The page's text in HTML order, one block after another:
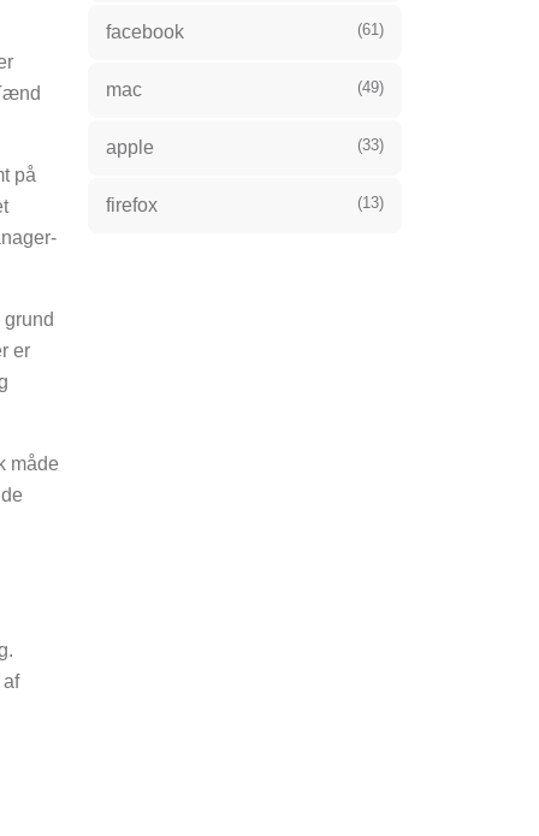
på
er
måde
af
facebook (61)
mac (49)
apple (33)
firefox (13)